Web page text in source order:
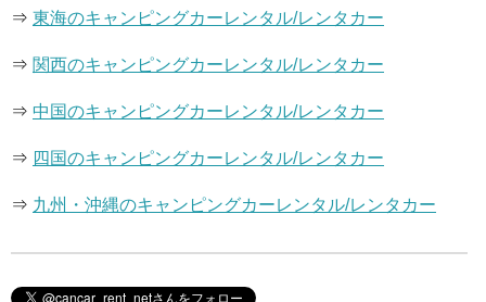
⇒ 東海のキャンピングカーレンタル/レンタカー
⇒ 関西のキャンピングカーレンタル/レンタカー
⇒ 中国のキャンピングカーレンタル/レンタカー
⇒ 四国のキャンピングカーレンタル/レンタカー
⇒ 九州・沖縄のキャンピングカーレンタル/レンタカー